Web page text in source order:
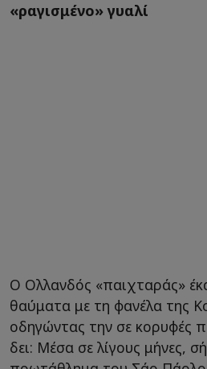
«ραγισμένο» γυαλί
Ο Ολλανδός «παιχταράς»
θαύματα με τη φανέλα της
οδηγώντας την σε κορυφές
δει: Μέσα σε λίγους μήνες,